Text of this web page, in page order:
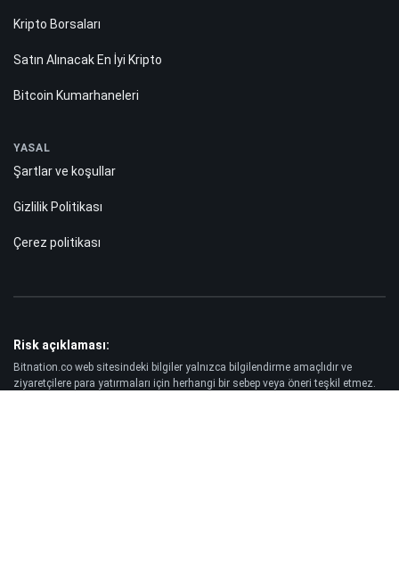
Kripto Borsaları
Satın Alınacak En İyi Kripto
Bitcoin Kumarhaneleri
YASAL
Şartlar ve koşullar
Gizlilik Politikası
Çerez politikası
Risk açıklaması:
Bitnation.co web sitesindeki bilgiler yalnızca bilgilendirme amaçlıdır ve
ziyaretçilere para yatırmaları için herhangi bir sebep veya öneri teşkil etmez.